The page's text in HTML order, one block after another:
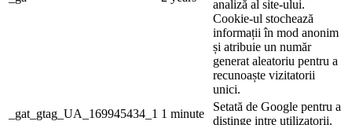
analiză al site-ului.
Cookie-ul stochează
informații în mod anonim
și atribuie un număr
generat aleatoriu pentru a
recunoaște vizitatorii
unici.
_gat_gtag_UA_169945434_1 1 minute
Setată de Google pentru a
distinge intre utilizatorii.